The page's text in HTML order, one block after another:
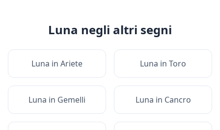
Luna negli altri segni
Luna in Ariete Luna in Toro
Luna in Gemelli Luna in Cancro